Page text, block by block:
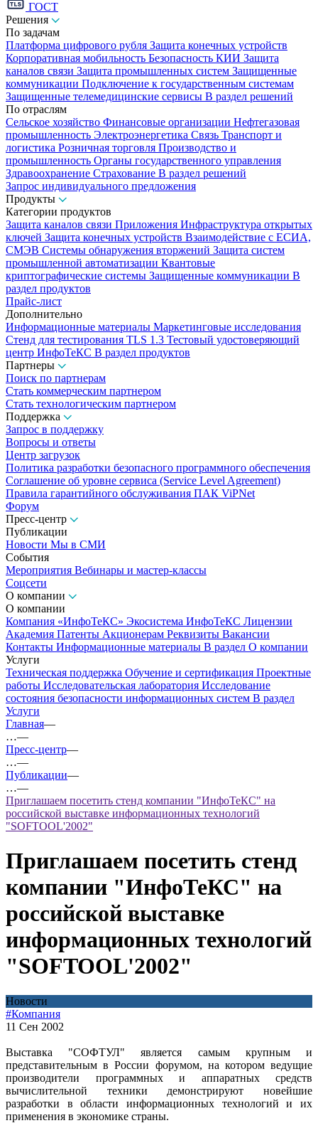
ГОСТ
Решения
По задачам
Платформа цифрового рубля Защита конечных устройств
Корпоративная мобильность Безопасность КИИ Защита
каналов связи Защита промышленных систем Защищенные
коммуникации Подключение к государственным системам
Защищенные телемедицинские сервисы В раздел решений
По отраслям
Сельское хозяйство Финансовые организации Нефтегазовая
промышленность Электроэнергетика Связь Транспорт и
логистика Розничная торговля Производство и
промышленность Органы государственного управления
Здравоохранение Страхование В раздел решений
Запрос индивидуального предложения
Продукты
Категории продуктов
Защита каналов связи Приложения Инфраструктура открытых
ключей Защита конечных устройств Взаимодействие с ЕСИА,
СМЭВ Системы обнаружения вторжений Защита систем
промышленной автоматизации Квантовые
криптографические системы Защищенные коммуникации В
раздел продуктов
Прайс-лист
Дополнительно
Информационные материалы Маркетинговые исследования
Стенд для тестирования TLS 1.3 Тестовый удостоверяющий
центр ИнфоТеКС В раздел продуктов
Партнеры
Поиск по партнерам
Стать коммерческим партнером
Стать технологическим партнером
Поддержка
Запрос в поддержку
Вопросы и ответы
Центр загрузок
Политика разработки безопасного программного обеспечения
Соглашение об уровне сервиса (Service Level Agreement)
Правила гарантийного обслуживания ПАК ViPNet
Форум
Пресс-центр
Публикации
Новости Мы в СМИ
События
Мероприятия Вебинары и мастер-классы
Соцсети
О компании
О компании
Компания «ИнфоТеКС» Экосистема ИнфоТеКС Лицензии
Академия Патенты Акционерам Реквизиты Вакансии
Контакты Информационные материалы В раздел О компании
Услуги
Техническая поддержка Обучение и сертификация Проектные
работы Исследовательская лаборатория Исследование
состояния безопасности информационных систем В раздел
Услуги
Главная—
…—
Пресс-центр—
…—
Публикации—
…—
Приглашаем посетить стенд компании "ИнфоТеКС" на
российской выставке информационных технологий
"SOFTOOL'2002"
Приглашаем посетить стенд
компании "ИнфоТеКС" на
российской выставке
информационных технологий
"SOFTOOL'2002"
Новости
#Компания
11 Сен 2002
Выставка "СОФТУЛ" является самым крупным и
представительным в России форумом, на котором ведущие
производители программных и аппаратных средств
вычислительной техники демонстрируют новейшие
разработки в области информационных технологий и их
применения в экономике страны.